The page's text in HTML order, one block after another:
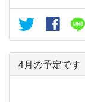
4月の予定です